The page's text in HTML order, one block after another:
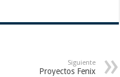
Siguiente
Proyectos Fenix